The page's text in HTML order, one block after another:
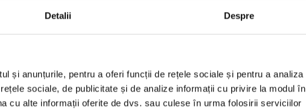
Detalii Despre
și anunțurile, pentru a oferi funcții de rețele sociale și pentru a analiza
sociale, de publicitate și de analize informații cu privire la modul în
cu alte informații oferite de dvs. sau culese în urma folosirii serviciilor